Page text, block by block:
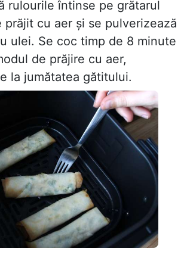
rulourile întinse pe grătarul
prăjit cu aer și se pulverizează
ulei. Se coc timp de 8 minute
de prăjire cu aer,
la jumătatea gătitului.